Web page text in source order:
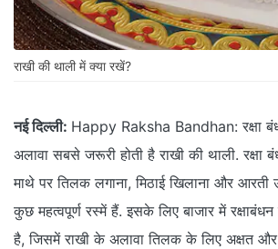
राखी की थाली में क्या रखें?
नई दिल्ली: Happy Raksha Bandhan: रक्षा
अलावा सबसे जरूरी होती है राखी की थाली. रक्षा
माथे पर तिलक लगाना, मिठाई खिलाना और आरती
कुछ महत्वपूर्ण रस्में हैं. इसके लिए बाजार में
है, जिसमें राखी के अलावा तिलक के लिए अक्षत